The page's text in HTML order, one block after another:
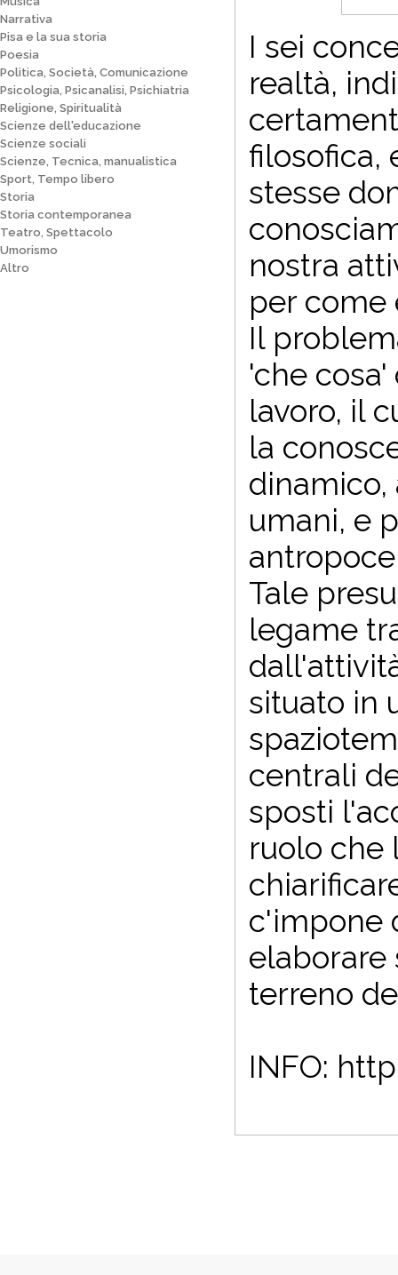
Narrativa
Pisa e la sua storia
Poesia
Politica, Società, Comunicazione
Psicologia, Psicanalisi, Psichiatria
Religione, Spiritualità
Scienze dell'educazione
Scienze sociali
Scienze, Tecnica, manualistica
Sport, Tempo libero
Storia
Storia contemporanea
Teatro, Spettacolo
Umorismo
Altro
I sei
realtà,
filosofica,
stesse
nostra
per come
Il
'che
lavoro, il
la
dinamico,
umani, e
Tale
legame
situato in
centrali
sposti
ruolo che
c'impone
elaborare
terreno
INFO: